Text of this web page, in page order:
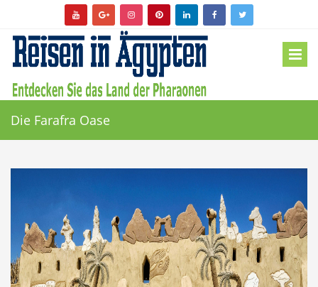
Die Farafra Oase